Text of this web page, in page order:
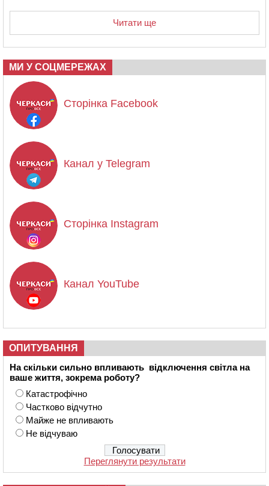
Читати ще
МИ У СОЦМЕРЕЖАХ
Сторінка Facebook
Канал у Telegram
Сторінка Instagram
Канал YouTube
ОПИТУВАННЯ
На скільки сильно впливають відключення світла на
ваше життя, зокрема роботу?
Катастрофічно
Частково відчутно
Майже не впливають
Не відчуваю
Переглянути результати